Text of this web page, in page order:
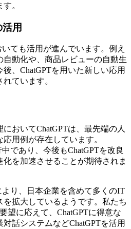
。
用
ても活用が進んでいます。例え
動化や、商品レビューの自動生
、ChatGPTを用いた新しい応用
ています。
おいてChatGPTは、最先端の人
用例が存在しています。
であり、今後もChatGPTを改良
を加速させることが期待されま
より、日本企業を含めて多くのIT
拡大しているようです。私たち
望に応えて、ChatGPTに得意な
話システムなどChatGPTを活用